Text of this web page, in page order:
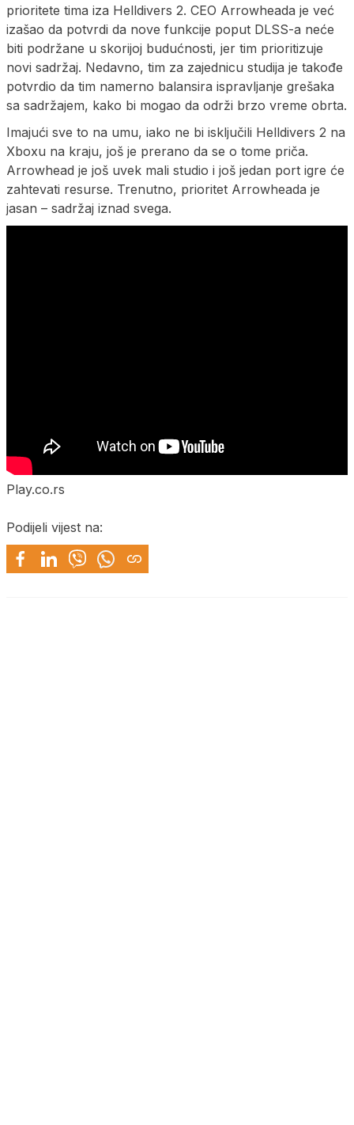
prioritete tima iza Helldivers 2. CEO Arrowheada je već
izašao da potvrdi da nove funkcije poput DLSS-a neće
biti podržane u skorijoj budućnosti, jer tim prioritizuje
novi sadržaj. Nedavno, tim za zajednicu studija je takođe
potvrdio da tim namerno balansira ispravljanje grešaka
sa sadržajem, kako bi mogao da održi brzo vreme obrta.
Imajući sve to na umu, iako ne bi isključili Helldivers 2 na
Xboxu na kraju, još je prerano da se o tome priča.
Arrowhead je još uvek mali studio i još jedan port igre će
zahtevati resurse. Trenutno, prioritet Arrowheada je
jasan – sadržaj iznad svega.
Play.co.rs
Podijeli vijest na: